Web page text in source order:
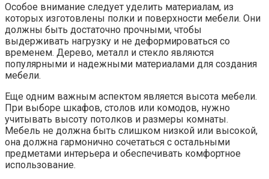
Особое внимание следует уделить материалам, из
которых изготовлены полки и поверхности мебели. Они
должны быть достаточно прочными, чтобы
выдерживать нагрузку и не деформироваться со
временем. Дерево, металл и стекло являются
популярными и надежными материалами для создания
мебели.
Еще одним важным аспектом является высота мебели.
При выборе шкафов, столов или комодов, нужно
учитывать высоту потолков и размеры комнаты.
Мебель не должна быть слишком низкой или высокой,
она должна гармонично сочетаться с остальными
предметами интерьера и обеспечивать комфортное
использование.